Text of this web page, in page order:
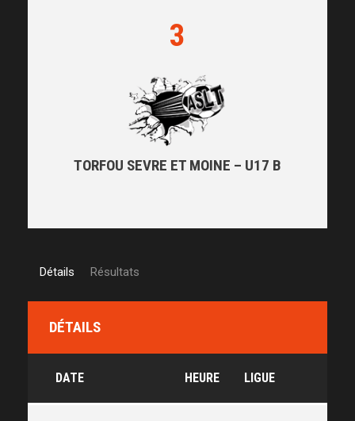
3
TORFOU SEVRE ET MOINE – U17 B
Détails Résultats
DÉTAILS
DATE HEURE LIGUE